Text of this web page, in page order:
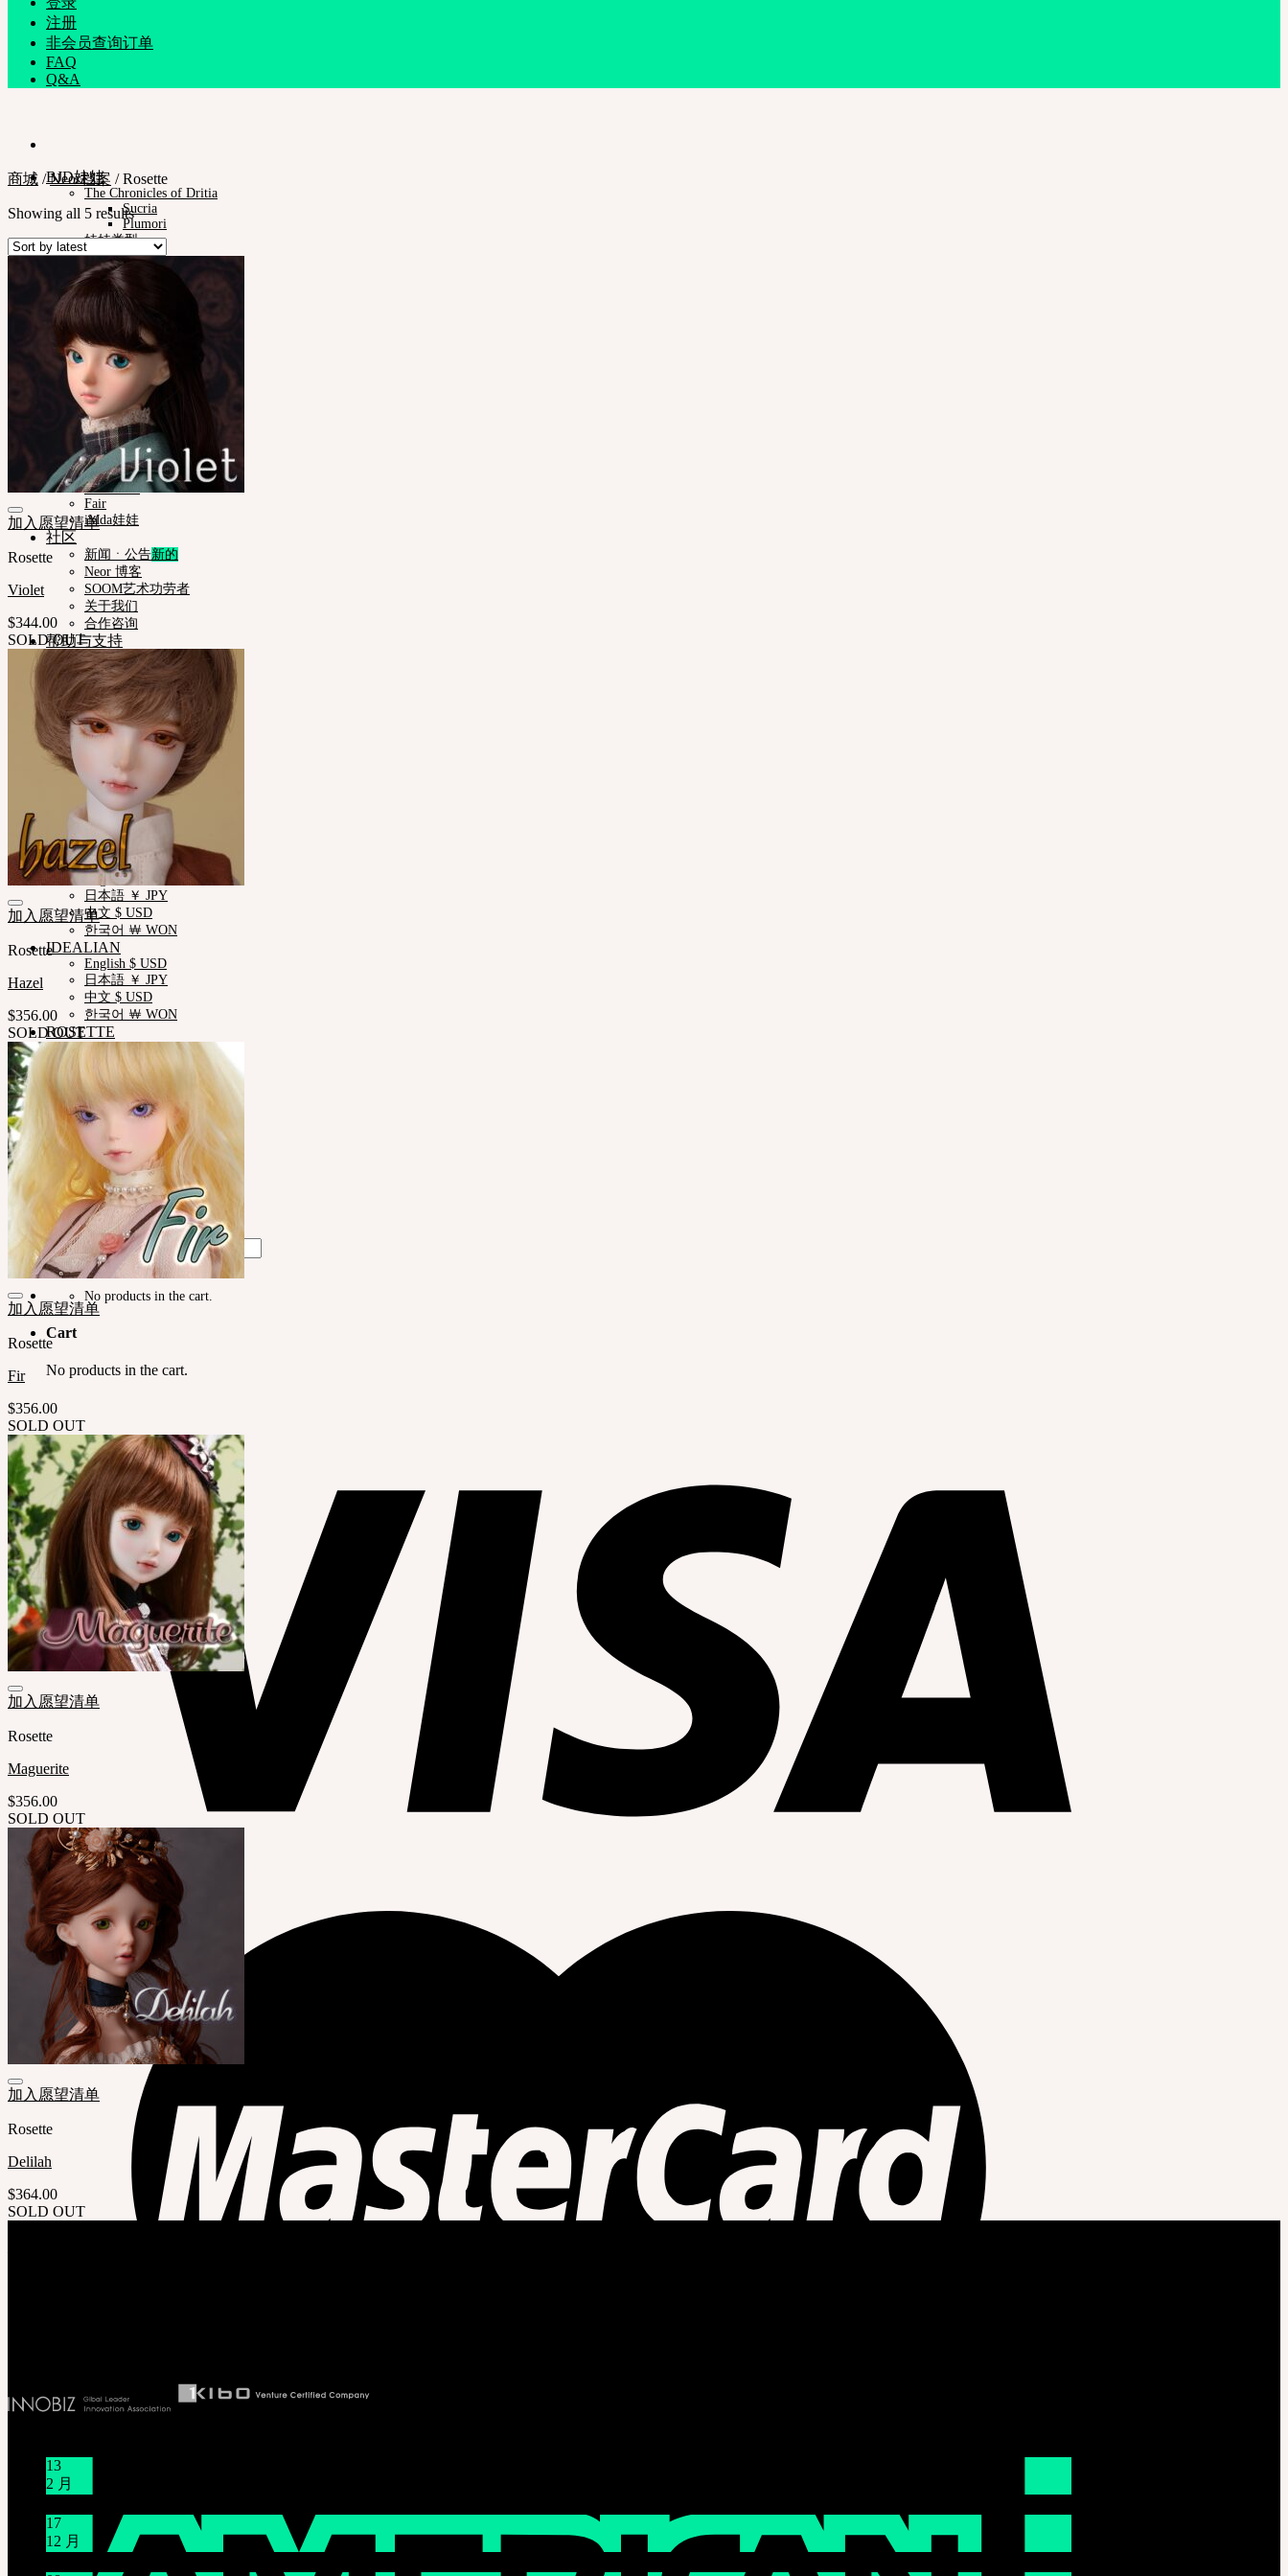
注册
非会员查询订单
FAQ
Q&A
BJD娃娃
The Chronicles of Dritia
Sucria
Plumori
娃娃类型
Neor 13
衣服
化妆保养品
娃娃支架ㆍ棉包
化妆工具
组装工具
修正工具
Neor档案
Pet Doll
Timp
Nappy Choo
Rosette
Little Fair
Fair
iMda娃娃
社区
新闻ㆍ公告
Neor 博客
SOOM艺术功劳者
关于我们
合作咨询
帮助与支持
购物指南
娃娃详细尺寸
娃娃肤色指南
使用说明书
正版编号查询
常见问题 (FAQ)
客服中心 (Q&A)
THE GEM
English $ USD
日本語 ￥ JPY
中文 $ USD
한국어 ￦ WON
NEOR
English $ USD
日本語 ￥ JPY
中文 $ USD
한국어 ￦ WON
IDEALIAN
English $ USD
日本語 ￥ JPY
中文 $ USD
한국어 ￦ WON
ROSETTE
English $ USD
English € EUR
日本語 ￥ JPY
中文 $ USD
한국어 ￦ WON
LILA
English $ USD
English € EUR
日本語 ￥ JPY
中文 $ USD
한국어 ￦ WON
Search
for:
No products in the cart.
Cart
No products in the cart.
商城 / Neor档案 /Rosette
Showing all 5 results
加入愿望清单
Rosette
Violet
$344.00
SOLD OUT
加入愿望清单
Rosette
Hazel
$356.00
SOLD OUT
加入愿望清单
Rosette
Fir
$356.00
SOLD OUT
加入愿望清单
Rosette
Maguerite
$356.00
SOLD OUT
加入愿望清单
Rosette
Delilah
$364.00
SOLD OUT
13
2 月
17
12 月